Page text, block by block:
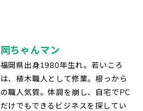
岡ちゃんマン
福岡県出身1980年生れ。若いころ
は、植木職人として修業。根っから
の職人気質。体調を崩し、自宅でPC
だけでもできるビジネスを探してい